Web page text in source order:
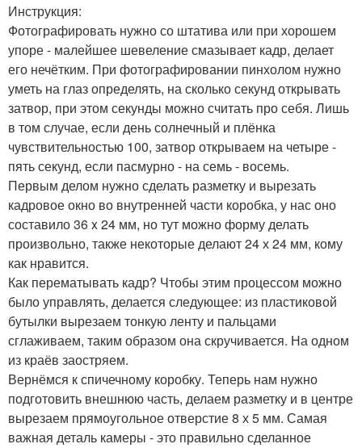
Инструкция:
Фотографировать нужно со штатива или при хорошем
упоре - малейшее шевеление смазывает кадр, делает
его нечётким. При фотографировании пинхолом нужно
уметь на глаз определять, на сколько секунд открывать
затвор, при этом секунды можно считать про себя. Лишь
в том случае, если день солнечный и плёнка
чувствительностью 100, затвор открываем на четыре -
пять секунд, если пасмурно - на семь - восемь.
Первым делом нужно сделать разметку и вырезать
кадровое окно во внутренней части коробка, у нас оно
составило 36 x 24 мм, но тут можно форму делать
произвольно, также некоторые делают 24 х 24 мм, кому
как нравится.
Как перематывать кадр? Чтобы этим процессом можно
было управлять, делается следующее: из пластиковой
бутылки вырезаем тонкую ленту и пальцами
сглаживаем, таким образом она скручивается. На одном
из краёв заостряем.
Вернёмся к спичечному коробку. Теперь нам нужно
подготовить внешнюю часть, делаем разметку и в центре
вырезаем прямоугольное отверстие 8 х 5 мм. Самая
важная деталь камеры - это правильно сделанное